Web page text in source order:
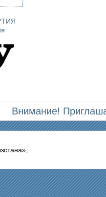
Внимание!